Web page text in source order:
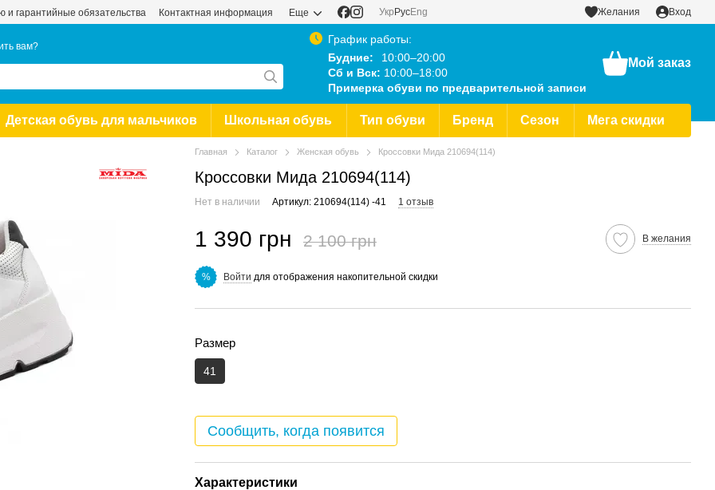
и гарантийные обязательства Контактная информация Еще Укр РусEng Желания Вход
вам?
График работы:
Будние:
10:00–20:00
Сб и Вск: 10:00–18:00
Примерка обуви по предварительной записи
Мой заказ
Детская обувь для мальчиков Школьная обувь Тип обуви Бренд Сезон Мега скидки
Главная Каталог Женская обувь Кроссовки Мида 210694(114)
Кроссовки Мида 210694(114)
Нет в наличии Артикул: 210694(114) -41 1 отзыв
1 390 грн 2 100 грн В желания
% Войти для отображения накопительной скидки
Размер
41
Сообщить, когда появится
Характеристики